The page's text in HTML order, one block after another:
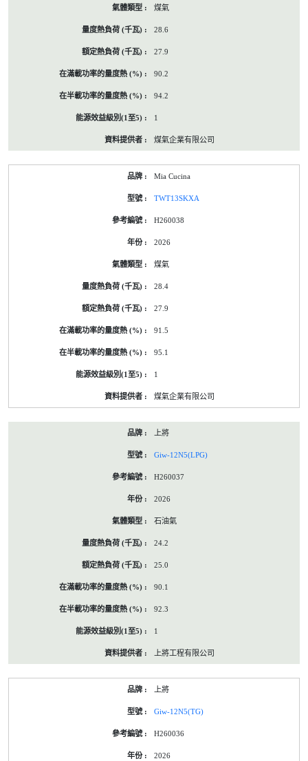
煤氣
28.6
27.9
90.2
94.2
1
煤氣企業有限公司
Mia Cucina
TWT13SKXA
H260038
2026
煤氣
28.4
27.9
91.5
95.1
1
煤氣企業有限公司
上將
Giw-12N5(LPG)
H260037
2026
石油氣
24.2
25.0
90.1
92.3
1
上將工程有限公司
上將
Giw-12N5(TG)
H260036
2026